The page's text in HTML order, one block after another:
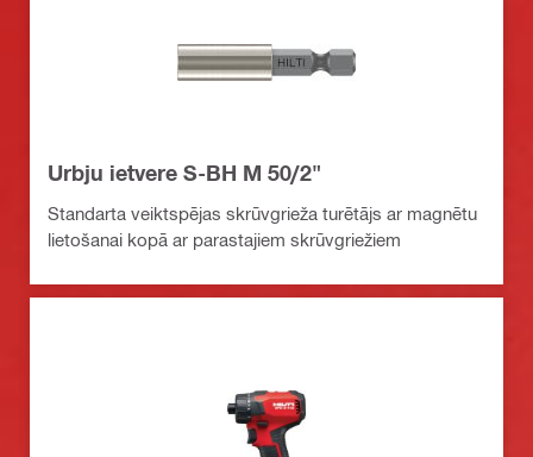
Urbju ietvere S-BH M 50/2"
Standarta veiktspējas skrūvgrieža turētājs ar magnētu
lietošanai kopā ar parastajiem skrūvgriežiem